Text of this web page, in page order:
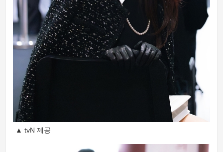
▲ tvN 제공